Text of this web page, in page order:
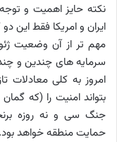
نکته حایز اهمیت و
ایران و امریکا فقط این
مهم تر از آن وضعیت
سرمایه های چندین و
امروز به کلی معادلات
بتواند امنیت را (که
جنگ سی و نه روزه
حمایت منطقه خواهد بود.